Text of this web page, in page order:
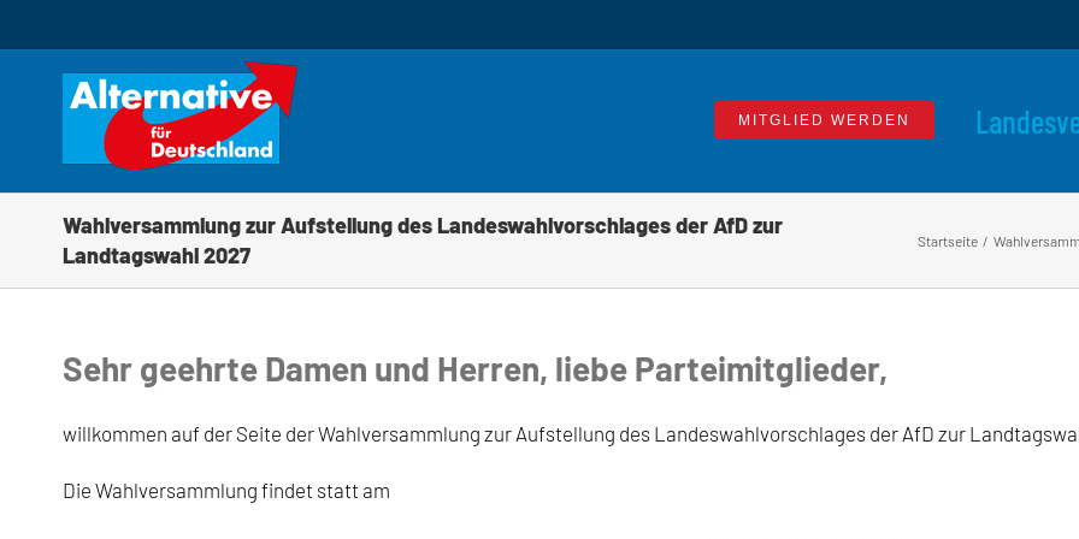
Inhalt
springen
MITGLIED WERDEN
Wahlversammlung zur Aufstellung des Landeswahlvorschlages der AfD zur
Landtagswahl 2027
Startseite
Sehr geehrte Damen und Herren, liebe Parteimitglieder,
willkommen auf der Seite der Wahlversammlung zur Aufstellung des Landeswahlvorschlages der AfD zur
Die Wahlversammlung findet statt am